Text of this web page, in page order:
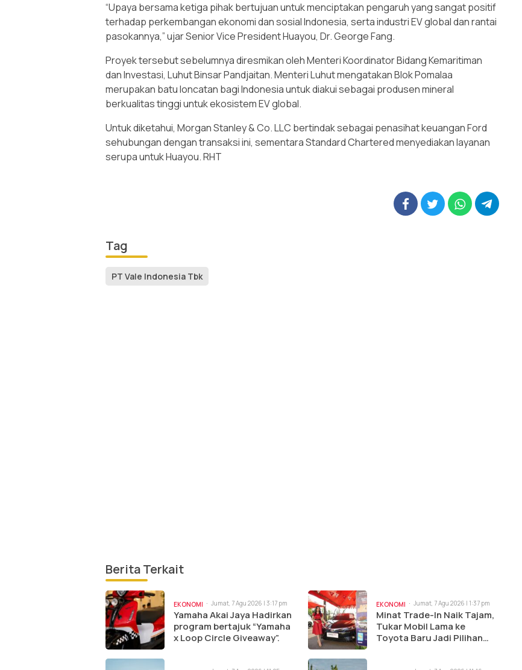
“Upaya bersama ketiga pihak bertujuan untuk menciptakan pengaruh yang sangat positif
terhadap perkembangan ekonomi dan sosial Indonesia, serta industri EV global dan rantai
pasokannya,” ujar Senior Vice President Huayou, Dr. George Fang.
Proyek tersebut sebelumnya diresmikan oleh Menteri Koordinator Bidang Kemaritiman
dan Investasi, Luhut Binsar Pandjaitan. Menteri Luhut mengatakan Blok Pomalaa
merupakan batu loncatan bagi Indonesia untuk diakui sebagai produsen mineral
berkualitas tinggi untuk ekosistem EV global.
Untuk diketahui, Morgan Stanley & Co. LLC bertindak sebagai penasihat keuangan Ford
sehubungan dengan transaksi ini, sementara Standard Chartered menyediakan layanan
serupa untuk Huayou. RHT
Tag
PT Vale Indonesia Tbk
Berita Terkait
EKONOMI Jumat, 7 Agu 2026 | 3:17 pm
Yamaha Akai Jaya Hadirkan
program bertajuk “Yamaha
x Loop Circle Giveaway”.
EKONOMI Jumat, 7 Agu 2026 | 1:37 pm
Minat Trade-In Naik Tajam,
Tukar Mobil Lama ke
Toyota Baru Jadi Pilihan